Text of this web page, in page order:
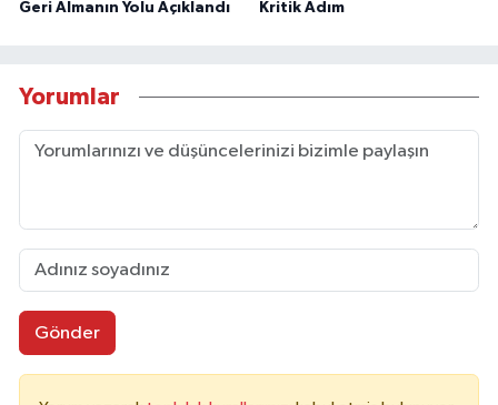
Geri Almanın Yolu Açıklandı Kritik Adım
Yorumlar
Gönder